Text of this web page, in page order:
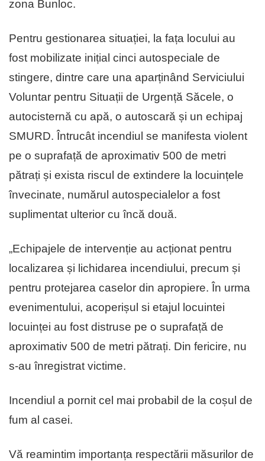
zona Bunloc.
Pentru gestionarea situației, la fața locului au
fost mobilizate inițial cinci autospeciale de
stingere, dintre care una aparținând Serviciului
Voluntar pentru Situații de Urgență Săcele, o
autocisternă cu apă, o autoscară și un echipaj
SMURD. Întrucât incendiul se manifesta violent
pe o suprafață de aproximativ 500 de metri
pătrați și exista riscul de extindere la locuințele
învecinate, numărul autospecialelor a fost
suplimentat ulterior cu încă două.
„Echipajele de intervenție au acționat pentru
localizarea și lichidarea incendiului, precum și
pentru protejarea caselor din apropiere. În urma
evenimentului, acoperișul si etajul locuintei
locuinței au fost distruse pe o suprafață de
aproximativ 500 de metri pătrați. Din fericire, nu
s-au înregistrat victime.
Incendiul a pornit cel mai probabil de la coșul de
fum al casei.
Vă reamintim importanța respectării măsurilor de